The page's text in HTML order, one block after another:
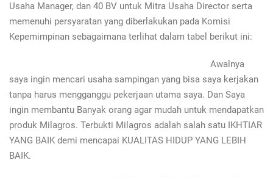
Usaha Manager, dan 40 BV untuk Mitra Usaha Director serta
memenuhi persyaratan yang diberlakukan pada Komisi
Kepemimpinan sebagaimana terlihat dalam tabel berikut ini:
Awalnya
saya ingin mencari usaha sampingan yang bisa saya kerjakan
tanpa harus mengganggu pekerjaan utama saya. Dan Saya
ingin membantu Banyak orang agar mudah untuk mendapatkan
produk Milagros. Terbukti Milagros adalah salah satu IKHTIAR
YANG BAIK demi mencapai KUALITAS HIDUP YANG LEBIH
BAIK.